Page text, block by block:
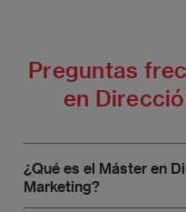
que contribuyen con tu
dispuesto a aceptar el
mundo, EAE es la
Preguntas
en
¿Qué es el Máster en
Marketing?